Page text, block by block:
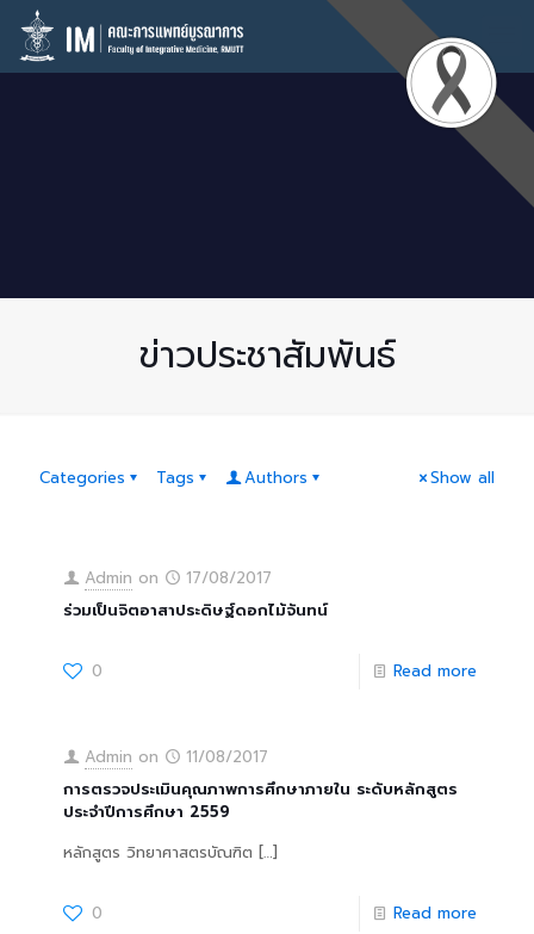
ข่าวประชาสัมพันธ์
Categories Tags Authors Show all
Admin on
17/08/2017
ร่วมเป็นจิตอาสาประดิษฐ์ดอกไม้จันทน์
0 Read more
Admin on
11/08/2017
การตรวจประเมินคุณภาพการศึกษาภายใน ระดับหลักสูตร
ประจำปีการศึกษา 2559
หลักสูตร วิทยาศาสตรบัณฑิต […]
0 Read more